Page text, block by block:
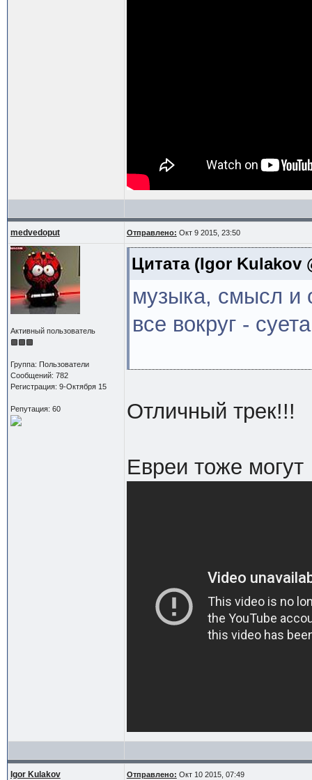
medvedoput Отправлено: Окт 9 2015, 23:50
Активный пользователь
Группа: Пользователи
Сообщений: 782
Регистрация: 9-Октября 15
Репутация: 60
Цитата(Igor Kulakov
музыка, смысл и
все вокруг -
Отличный трек!!!
Евреи тоже могут
Igor Kulakov Отправлено: Окт 10 2015, 07:49